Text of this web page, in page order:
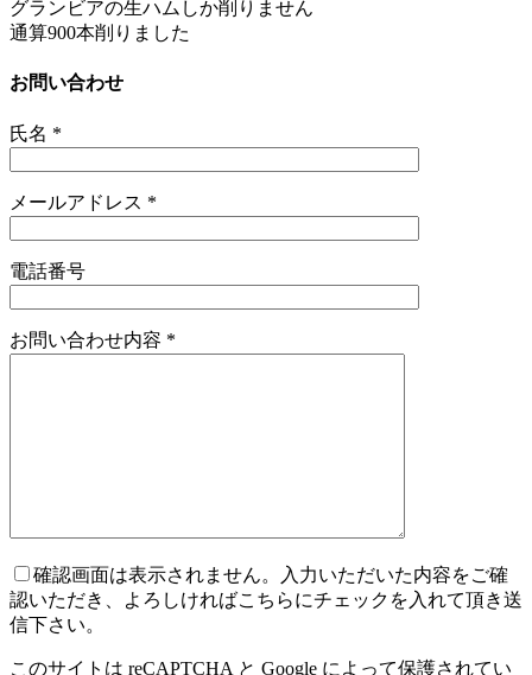
グランビアの生ハムしか削りません
通算900本削りました
お問い合わせ
氏名 *
メールアドレス *
電話番号
お問い合わせ内容 *
確認画面は表示されません。入力いただいた内容をご確
認いただき、よろしければこちらにチェックを入れて頂き送
信下さい。
このサイトは reCAPTCHA と Google によって保護されてい